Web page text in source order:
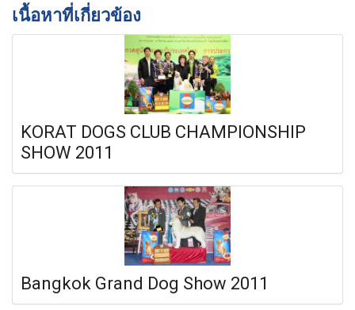
เนื้อหาที่เกี่ยวข้อง
KORAT DOGS CLUB CHAMPIONSHIP
SHOW 2011
Bangkok Grand Dog Show 2011